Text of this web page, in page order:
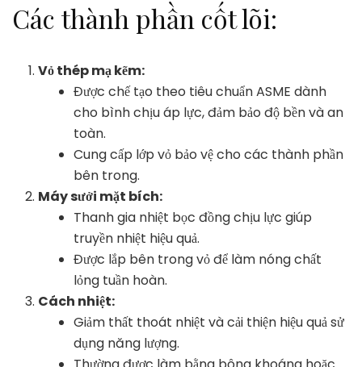
Các thành phần cốt lõi:
Vỏ thép mạ kẽm:
Được chế tạo theo tiêu chuẩn ASME dành
cho bình chịu áp lực, đảm bảo độ bền và an
toàn.
Cung cấp lớp vỏ bảo vệ cho các thành phần
bên trong.
Máy sưởi mặt bích:
Thanh gia nhiệt bọc đồng chịu lực giúp
truyền nhiệt hiệu quả.
Được lắp bên trong vỏ để làm nóng chất
lỏng tuần hoàn.
Cách nhiệt:
Giảm thất thoát nhiệt và cải thiện hiệu quả sử
dụng năng lượng.